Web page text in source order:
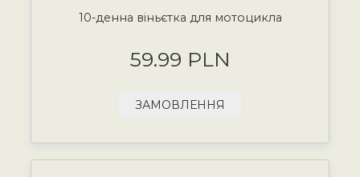
10-денна віньєтка для мотоцикла
59.99 PLN
ЗАМОВЛЕННЯ